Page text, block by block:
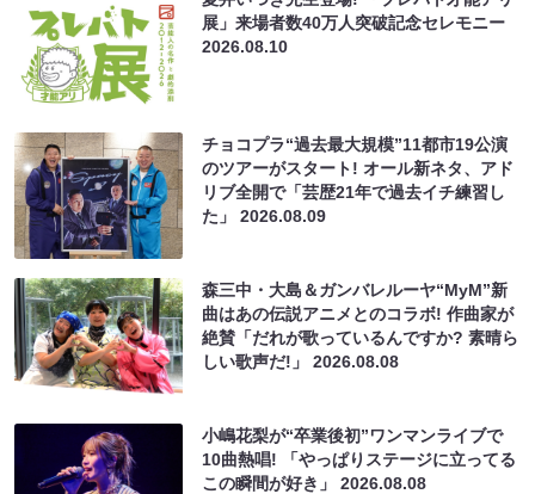
展」来場者数40万人突破記念セレモニー
2026.08.10
チョコプラ“過去最大規模”11都市19公演
のツアーがスタート! オール新ネタ、アド
リブ全開で「芸歴21年で過去イチ練習し
た」2026.08.09
森三中・大島＆ガンバレルーヤ“MyM”新
曲はあの伝説アニメとのコラボ! 作曲家が
絶賛「だれが歌っているんですか? 素晴ら
しい歌声だ!」2026.08.08
小嶋花梨が“卒業後初”ワンマンライブで
10曲熱唱! 「やっぱりステージに立ってる
この瞬間が好き」2026.08.08